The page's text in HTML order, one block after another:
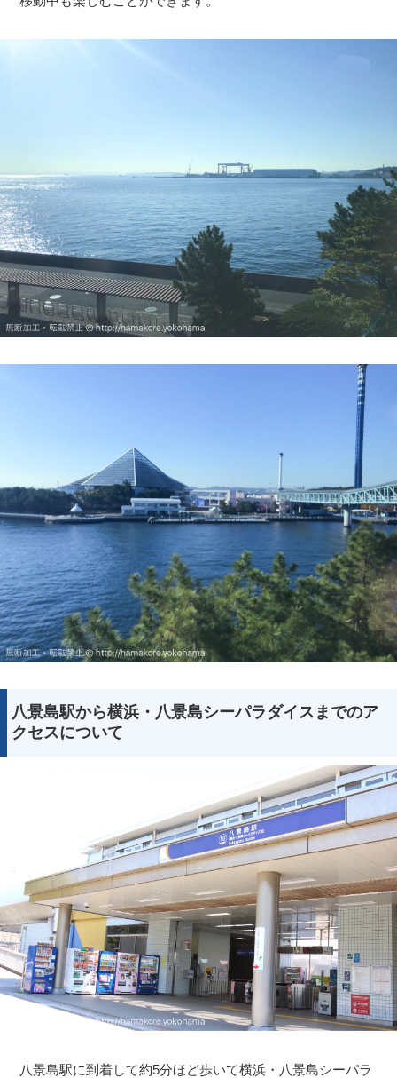
八景島駅から横浜・八景島シーパラダイスまでのア
クセスについて
八景島駅に到着して約5分ほど歩いて横浜・八景島シーパラ